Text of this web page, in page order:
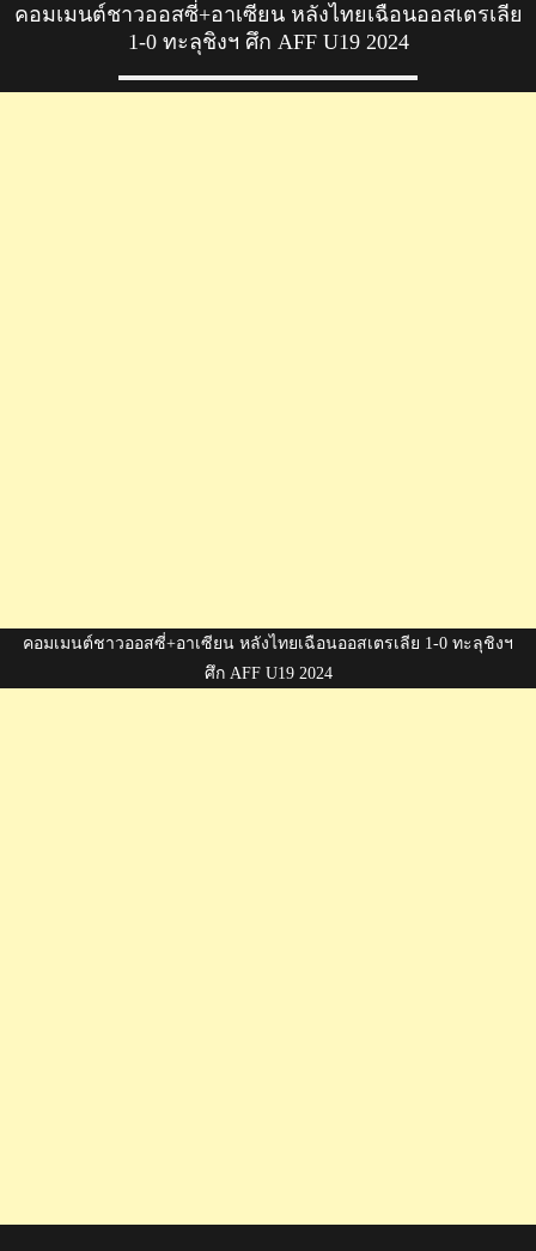
คอมเมนต์ชาวออสซี่+อาเซียน หลังไทยเฉือนออสเตรเลีย
1-0 ทะลุชิงฯ ศึก AFF U19 2024
คอมเมนต์ชาวออสซี่+อาเซียน หลังไทยเฉือนออสเตรเลีย 1-0 ทะลุชิงฯ
ศึก AFF U19 2024